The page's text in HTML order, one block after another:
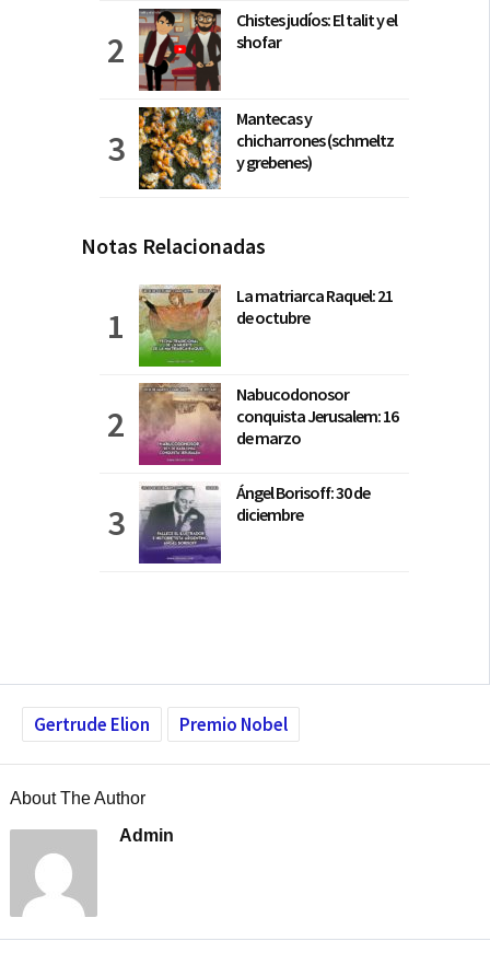
Chistes judíos: El talit y el
shofar
Mantecas y
chicharrones (schmeltz
y grebenes)
Notas Relacionadas
La matriarca Raquel: 21
de octubre
Nabucodonosor
conquista Jerusalem: 16
de marzo
Ángel Borisoff: 30 de
diciembre
Gertrude Elion Premio Nobel
About The Author
Admin